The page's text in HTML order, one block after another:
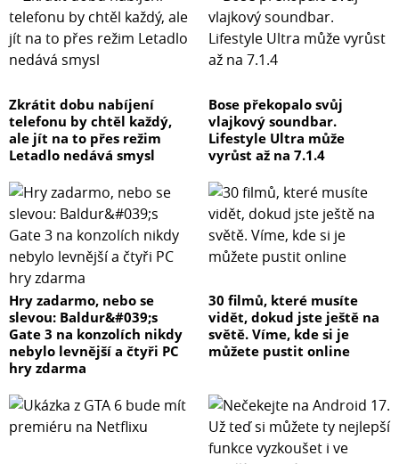
Zkrátit dobu nabíjení
telefonu by chtěl každý,
ale jít na to přes režim
Letadlo nedává smysl
Bose překopalo svůj
vlajkový soundbar.
Lifestyle Ultra může
vyrůst až na 7.1.4
Hry zadarmo, nebo se
slevou: Baldur&#039;s
Gate 3 na konzolích nikdy
nebylo levnější a čtyři PC
hry zdarma
30 filmů, které musíte
vidět, dokud jste ještě na
světě. Víme, kde si je
můžete pustit online